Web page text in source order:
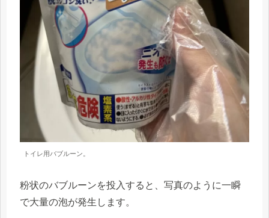
トイレ用バブルーン。
粉状のバブルーンを投入すると、写真のように一瞬
で大量の泡が発生します。